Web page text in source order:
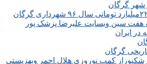
گرگان
هفت سین وبسایت علیرضا پزشک پور
در ایران
تاریخی گرگان
کمپ نوروزی هلال احمر وبهزیستی